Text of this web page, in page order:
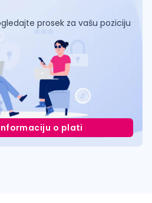
prosek za vašu poziciju
o plati